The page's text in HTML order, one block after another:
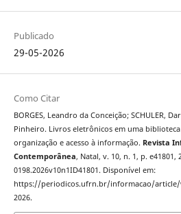
Publicado
29-05-2026
Como Citar
BORGES, Leandro da Conceição; SCHULER,
Pinheiro. Livros eletrônicos em uma
organização e acesso à informação. Revista
Contemporânea, Natal, v. 10, n. 1, p. e41801,
0198.2026v10n1ID41801. Disponível em:
https://periodicos.ufrn.br/informacao/article/
2026.